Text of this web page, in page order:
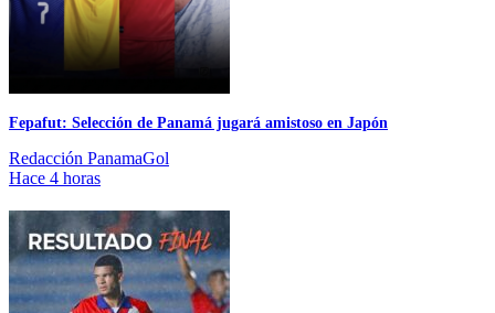
Fepafut: Selección de Panamá jugará amistoso en Japón
Redacción PanamaGol
Hace 4 horas